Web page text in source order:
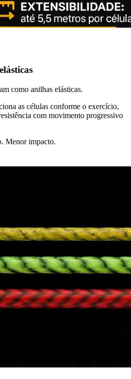
como anilhas elásticas.
as células conforme o exercício,
com movimento progressivo
Menor impacto.